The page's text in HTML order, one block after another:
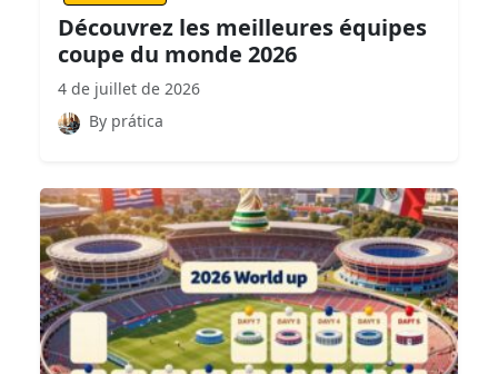
Découvrez les meilleures équipes
coupe du monde 2026
4 de juillet de 2026
By prática